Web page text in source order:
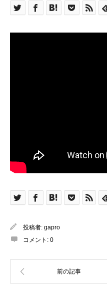
投稿者: gapro
コメント: 0